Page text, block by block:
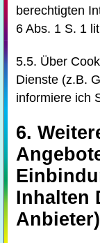
berechtigten
6 Abs. 1 S. 1
5.5. Über
Dienste (z.B.
informiere ich
6.
Inhalten
Anbieter)